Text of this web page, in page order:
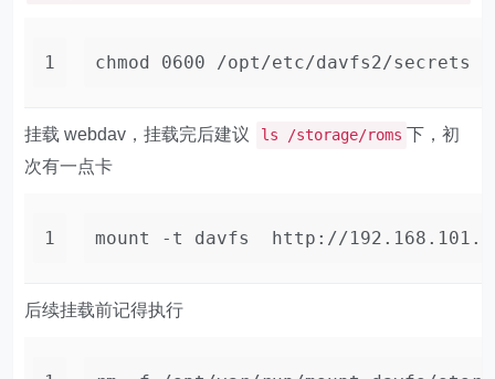
1 chmod 0600 /opt/etc/davfs2/secrets
挂载 webdav，挂载完后建议 ls /storage/roms 下，初
次有一点卡
1 mount -t davfs  http://
后续挂载前记得执行